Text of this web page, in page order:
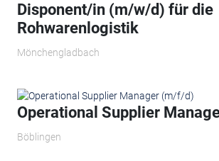
Disponent/in (m/w/d) für die
Rohwarenlogistik
Mönchengladbach
Operational Supplier
Böblingen